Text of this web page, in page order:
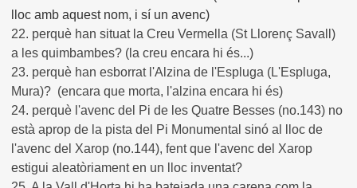
lloc amb aquest nom, i sí un avenc)
22. perquè han situat la Creu Vermella (St Llorenç Savall)
a les quimbambes? (la creu encara hi és...)
23. perquè han esborrat l'Alzina de l'Espluga (L'Espluga,
Mura)? (encara que morta, l'alzina encara hi és)
24. perquè l'avenc del Pi de les Quatre Besses (no.143) no
està aprop de la pista del Pi Monumental sinó al lloc de
l'avenc del Xarop (no.144), fent que l'avenc del Xarop
estigui aleatòriament en un lloc inventat?